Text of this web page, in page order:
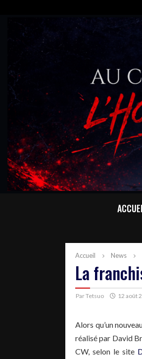
Accueil News
La
ParTetsuo 12 août
Alors qu’un
réalisé par David
CW, selon le site